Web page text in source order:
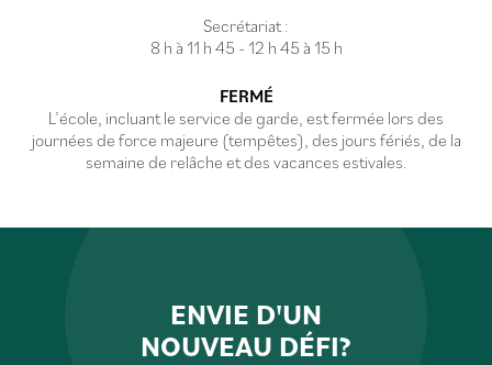
Secrétariat :
FERMÉ
L’école, incluant le service de garde, est fermée lors des
journées de force majeure (tempêtes), des jours fériés, de la
semaine de relâche et des vacances estivales.
ENVIE D'UN
NOUVEAU DÉFI?